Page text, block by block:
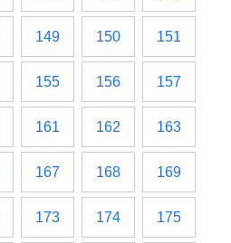
149 150 151
155 156 157
161 162 163
167 168 169
173 174 175